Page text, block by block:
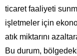
ticaret faaliyeti
işletmeler için
atık miktarını
Bu durum,